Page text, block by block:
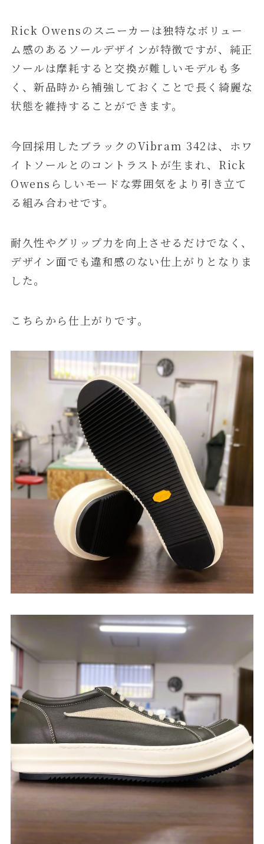
Rick Owensのスニーカーは独特なボリュー
ム感のあるソールデザインが特徴ですが、純正
ソールは摩耗すると交換が難しいモデルも多
く、新品時から補強しておくことで長く綺麗な
状態を維持することができます。
今回採用したブラックのVibram 342は、ホワ
イトソールとのコントラストが生まれ、Rick
Owensらしいモードな雰囲気をより引き立て
る組み合わせです。
耐久性やグリップ力を向上させるだけでなく、
デザイン面でも違和感のない仕上がりとなりま
した。
こちらから仕上がりです。